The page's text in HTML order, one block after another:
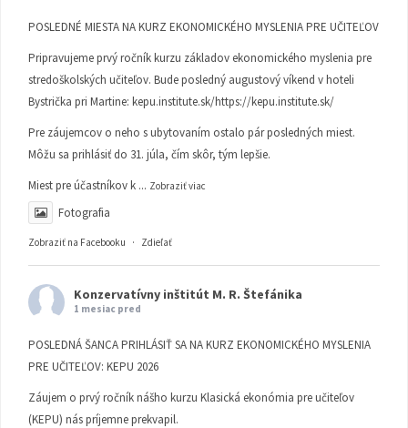
POSLEDNÉ MIESTA NA KURZ EKONOMICKÉHO MYSLENIA PRE UČITEĽOV
Pripravujeme prvý ročník kurzu základov ekonomického myslenia pre
stredoškolských učiteľov. Bude posledný augustový víkend v hoteli
Bystrička pri Martine: kepu.institute.sk/https://kepu.institute.sk/
Pre záujemcov o neho s ubytovaním ostalo pár posledných miest.
Môžu sa prihlásiť do 31. júla, čím skôr, tým lepšie.
Miest pre účastníkov k ... Zobraziť viac
Fotografia
Zobraziť na Facebooku · Zdieľať
Konzervatívny inštitút M. R. Štefánika
1 mesiac pred
POSLEDNÁ ŠANCA PRIHLÁSIŤ SA NA KURZ EKONOMICKÉHO MYSLENIA
PRE UČITEĽOV: KEPU 2026
Záujem o prvý ročník nášho kurzu Klasická ekonómia pre učiteľov
(KEPU) nás príjemne prekvapil.